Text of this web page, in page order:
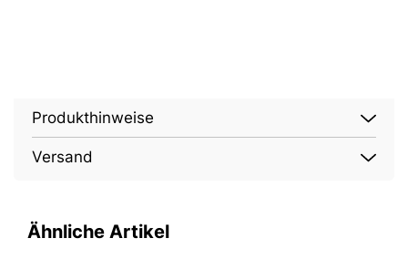
Produkthinweise
Versand
Ähnliche Artikel